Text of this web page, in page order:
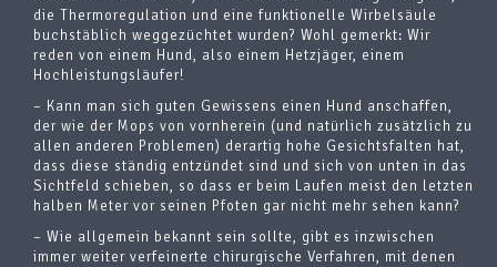
die Thermoregulation und eine funktionelle Wirbelsäule
buchstäblich weggezüchtet wurden? Wohl gemerkt: Wir
reden von einem Hund, also einem Hetzjäger, einem
Hochleistungsläufer!
– Kann man sich guten Gewissens einen Hund anschaffen,
der wie der Mops von vornherein (und natürlich zusätzlich zu
allen anderen Problemen) derartig hohe Gesichtsfalten hat,
dass diese ständig entzündet sind und sich von unten in das
Sichtfeld schieben, so dass er beim Laufen meist den letzten
halben Meter vor seinen Pfoten gar nicht mehr sehen kann?
– Wie allgemein bekannt sein sollte, gibt es inzwischen
immer weiter verfeinerte chirurgische Verfahren, mit denen